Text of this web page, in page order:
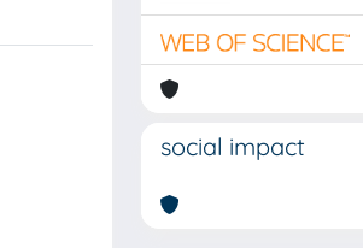
social impact